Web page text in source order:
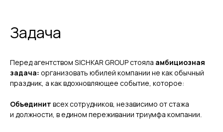
Задача
Перед агентством SICHKAR GROUP стояла амбициозная
задача: организовать юбилей компании не как обычный
праздник, а как вдохновляющее событие, которое:
Объединит всех сотрудников, независимо от стажа
и должности, в едином переживании триумфа компании.